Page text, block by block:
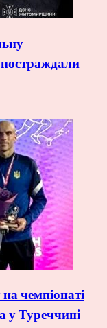
чемпіонаті
у Туреччині